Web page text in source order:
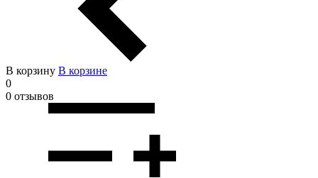
В корзину В корзинe
0
0 отзывов